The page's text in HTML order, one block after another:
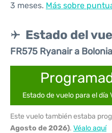
3 meses. Más sobre
Estado del
FR575 Ryanair a Bolonia
Estado de vuelo para el
Este vuelo también estaba
Agosto de 2026). Véalo aquí